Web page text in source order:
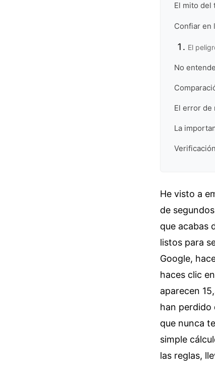
El mito del
Confiar en
El
No
El error de
La
He visto a
de
que acabas
listos para
Google,
haces clic
aparecen
han perdido
que nunca
simple
las reglas,